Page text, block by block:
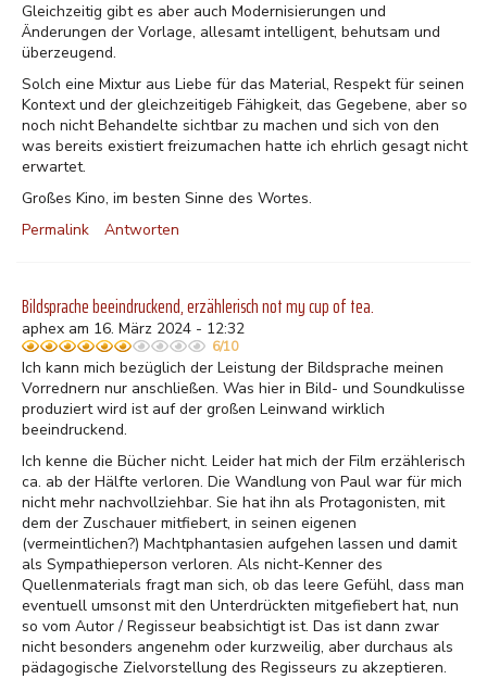
Gleichzeitig gibt es aber auch Modernisierungen und
Änderungen der Vorlage, allesamt intelligent, behutsam und
überzeugend.
Solch eine Mixtur aus Liebe für das Material, Respekt für seinen
Kontext und der gleichzeitigeb Fähigkeit, das Gegebene, aber so
noch nicht Behandelte sichtbar zu machen und sich von den
was bereits existiert freizumachen hatte ich ehrlich gesagt nicht
erwartet.
Großes Kino, im besten Sinne des Wortes.
Permalink
Antworten
Bildsprache beeindruckend, erzählerisch not my cup of tea.
aphex am 16. März 2024 - 12:32
6/10
Ich kann mich bezüglich der Leistung der Bildsprache meinen
Vorrednern nur anschließen. Was hier in Bild- und Soundkulisse
produziert wird ist auf der großen Leinwand wirklich
beeindruckend.
Ich kenne die Bücher nicht. Leider hat mich der Film erzählerisch
ca. ab der Hälfte verloren. Die Wandlung von Paul war für mich
nicht mehr nachvollziehbar. Sie hat ihn als Protagonisten, mit
dem der Zuschauer mitfiebert, in seinen eigenen
(vermeintlichen?) Machtphantasien aufgehen lassen und damit
als Sympathieperson verloren. Als nicht-Kenner des
Quellenmaterials fragt man sich, ob das leere Gefühl, dass man
eventuell umsonst mit den Unterdrückten mitgefiebert hat, nun
so vom Autor / Regisseur beabsichtigt ist. Das ist dann zwar
nicht besonders angenehm oder kurzweilig, aber durchaus als
pädagogische Zielvorstellung des Regisseurs zu akzeptieren.